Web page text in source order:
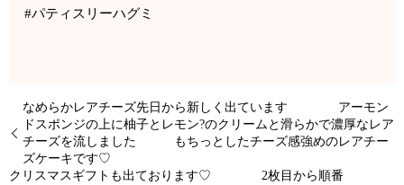
#パティスリーハグミ
なめらかレアチーズ先日から新しく出ています アーモン
ドスポンジの上に柚子とレモン?のクリームと滑らかで濃厚なレア
チーズを流しました もちっとしたチーズ感強めのレアチー
ズケーキです♡
クリスマスギフトも出ております♡ 2枚目から順番